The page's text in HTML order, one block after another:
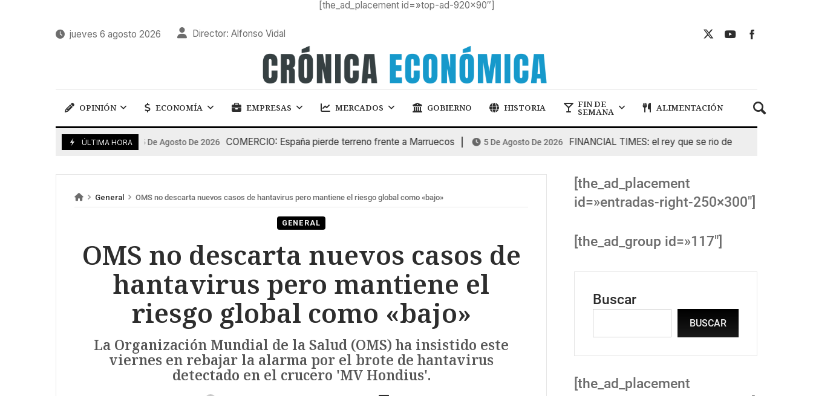
[the_ad_placement id=»top-ad-920×90″]
jueves 6 agosto 2026 Director: Alfonso Vidal
OPINIÓN ECONOMÍA EMPRESAS MERCADOS GOBIERNO HISTORIA FIN DE
SEMANA ALIMENTACIÓN
ÚLTIMA HORA5 De Agosto De 2026 COMERCIO: España pierde terreno frente a Marruecos 5 De Agosto De 2026 FINANCIAL TIMES: el rey que se rio de Pedro Sanchez
General OMS no descarta nuevos casos de hantavirus pero mantiene el riesgo global como «bajo»
GENERAL
OMS no descarta nuevos casos de
hantavirus pero mantiene el
riesgo global como «bajo»
La Organización Mundial de la Salud (OMS) ha insistido este
viernes en rebajar la alarma por el brote de hantavirus
detectado en el crucero 'MV Hondius'.
[the_ad_placement
id=»entradas-right-250×300″]
[the_ad_group id=»117″]
Buscar
BUSCAR
[the_ad_placement